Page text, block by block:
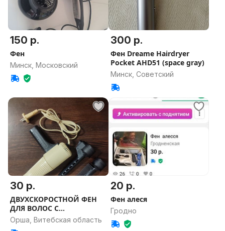
150 р.
Фен
Минск, Московский
300 р.
Фен Dreame Hairdryer
Pocket AHD51 (space gray)
Минск, Советский
30 р.
ДВУХСКОРОСТНОЙ ФЕН
ДЛЯ ВОЛОС С
НАСАДКАМИ
Орша, Витебская область
20 р.
Фен алеся
Гродно